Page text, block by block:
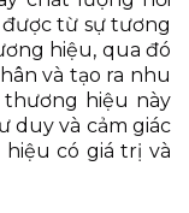
từ sự tương
hiệu, qua đó
và tạo ra nhu
hiệu này
duy và cảm giác
có giá trị và